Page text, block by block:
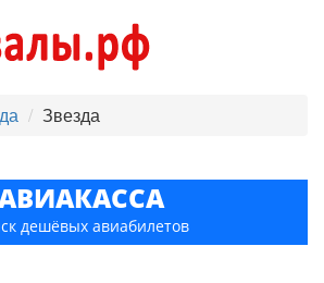
Звезда
дешёвых авиабилетов